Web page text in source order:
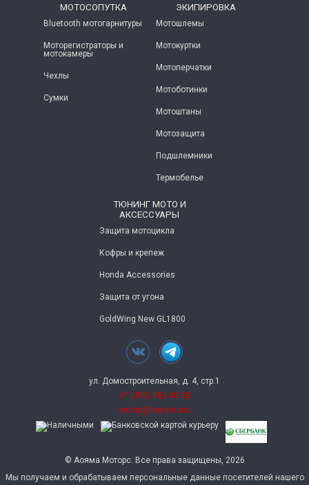
МОТОСОПУТКА
Bluetooth мотогарнитуры
Моторегистраторы и
мотокамеры
Чехлы
Сумки
ЭКИПИРОВКА
Мотошлемы
Мотокуртки
Мотоперчатки
Мотоботинки
Мотоштаны
Мотозащита
Подшлемники
Термобелье
ТЮНИНГ МОТО И
АКСЕССУАРЫ
Защита мотоцикла
Кофры и крепеж
Honda Accessories
Защита от угона
GoldWing New GL1800
ул. Домостроительная, д. 4, стр.1
+7 (495) 363-43-33
eshop@aoyama.ru
© Аояма Моторс. Все права защищены, 2026
Мы получаем и обрабатываем персональные данные посетителей нашего